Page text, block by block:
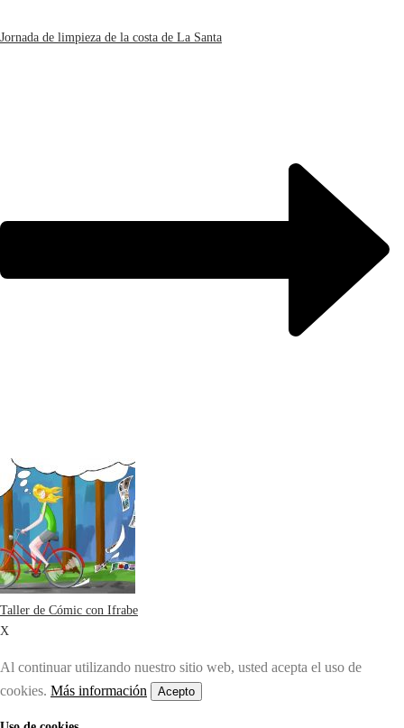
Jornada de limpieza de la costa de La Santa
Taller de Cómic con Ifrabe
X
Al continuar utilizando nuestro sitio web, usted acepta el uso de
cookies. Más información Acepto